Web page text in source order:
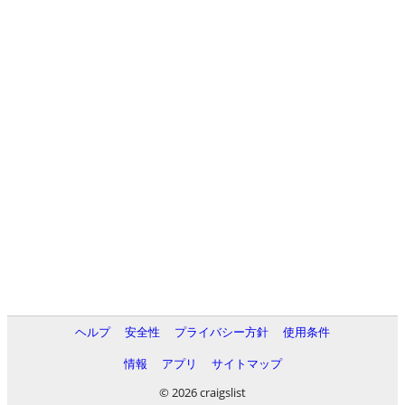
ヘルプ 安全性 プライバシー方針
使用条件
情報
アプリ
サイトマップ
© 2026 craigslist